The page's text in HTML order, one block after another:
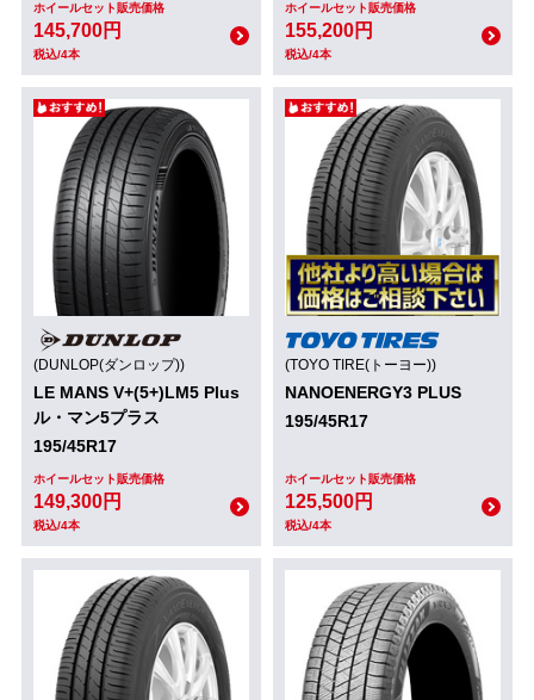
ホイールセット販売価格
145,700円
税込/4本
ホイールセット販売価格
155,200円
税込/4本
(DUNLOP(ダンロップ))
LE MANS V+(5+)LM5 Plus
ル・マン5プラス
195/45R17
ホイールセット販売価格
149,300円
税込/4本
(TOYO TIRE(トーヨー))
NANOENERGY3 PLUS
195/45R17
ホイールセット販売価格
125,500円
税込/4本